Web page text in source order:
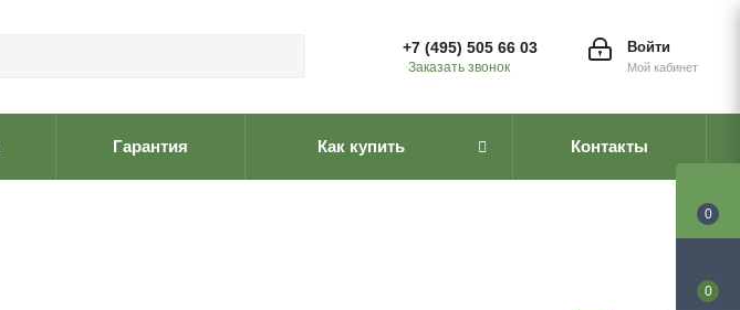
Войти
Мой кабинет
+7 (495) 505 66 03
Заказать звонок
Гарантия Как купить Контакты
0
0